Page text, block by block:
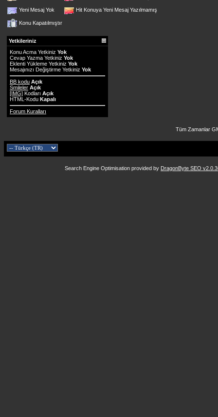
Yeni Mesaj Yok Hit Konuya Yeni Mesaj Yazılmamış
Konu Kapatılmıştır
Yetkileriniz
Konu Acma Yetkiniz Yok
Cevap Yazma Yetkiniz Yok
Eklenti Yükleme Yetkiniz Yok
Mesajınızı Değiştirme Yetkiniz Yok
BB kodu Açık
Smileler Açık
[IMG] Kodları Açık
HTML-Kodu Kapalı
Forum Kuralları
Tüm Zamanlar
Search Engine Optimisation provided by DragonByte SEO